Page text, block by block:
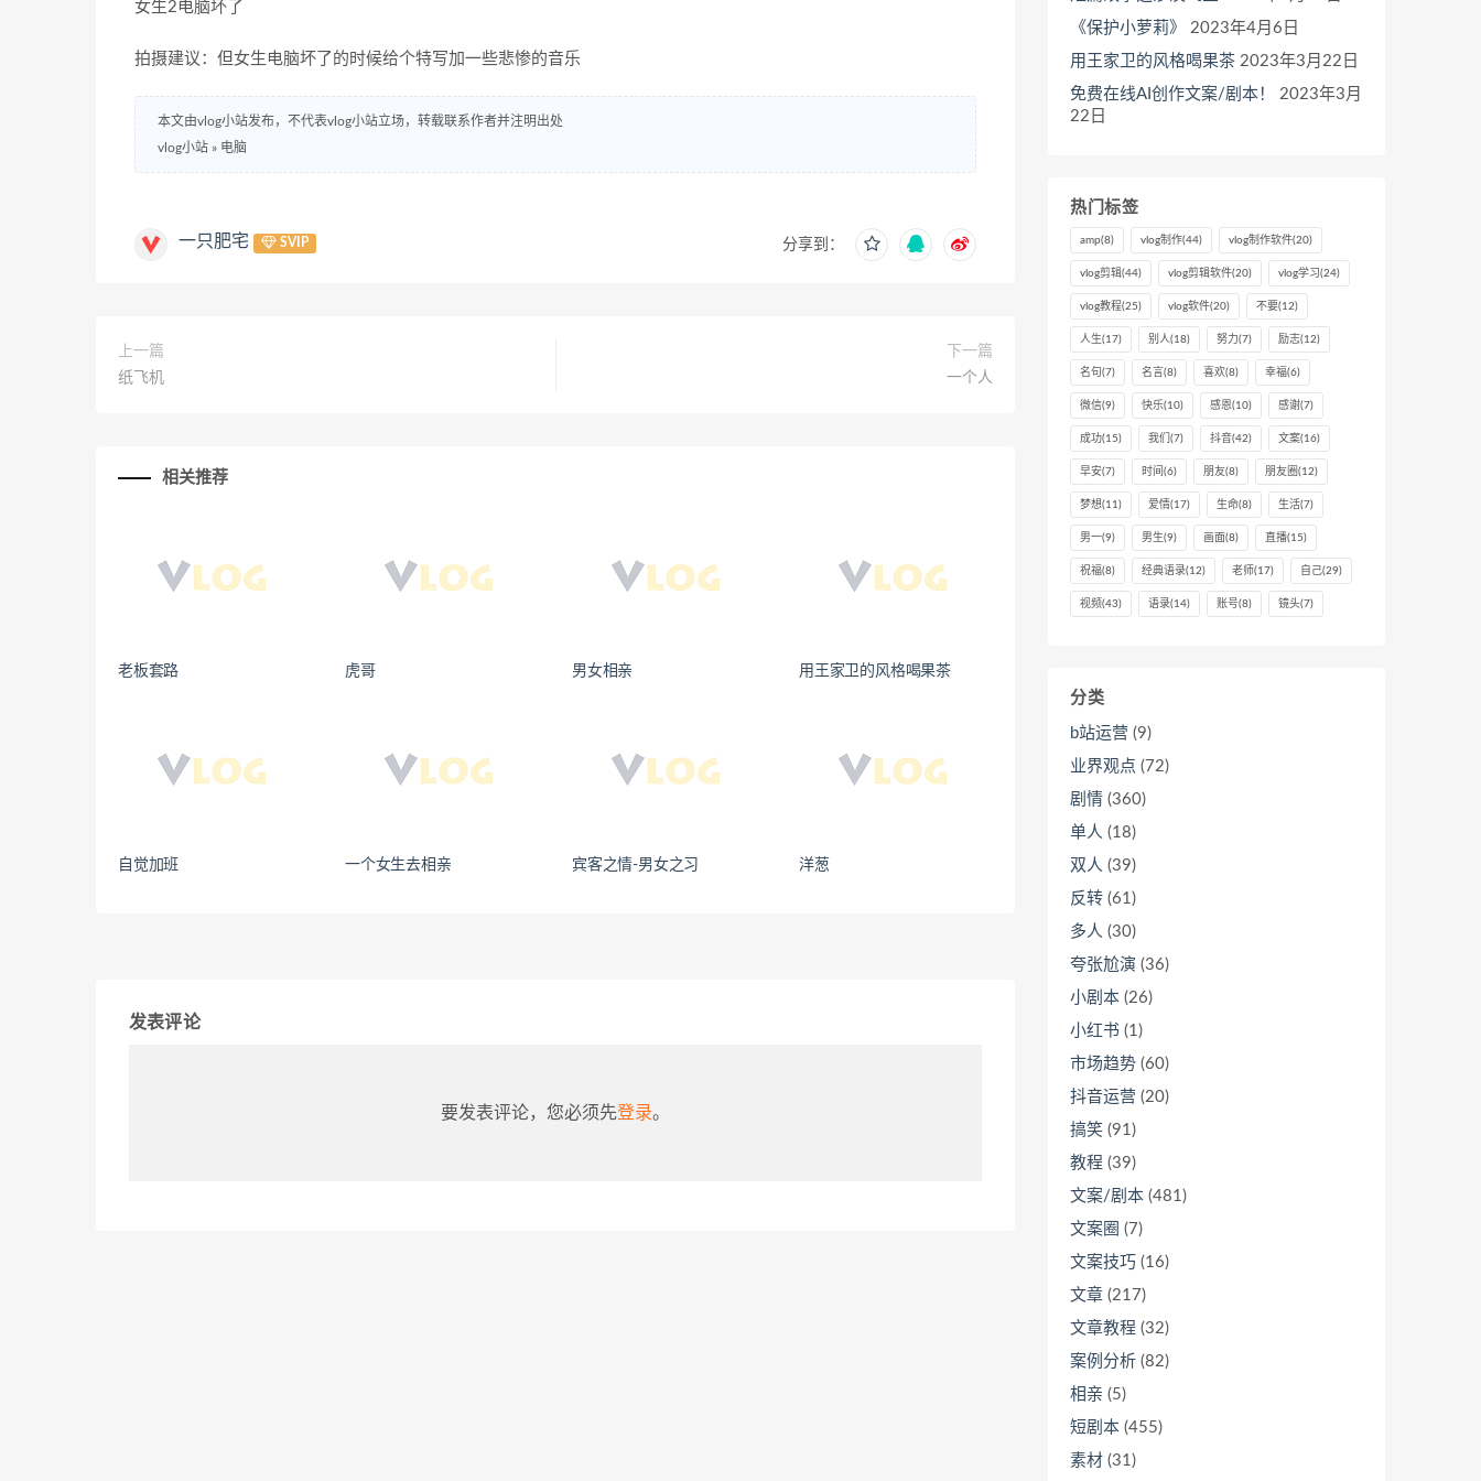
女生2 电脑坏了
拍摄建议：但女生电脑坏了的时候给个特写加一些悲惨的音乐
本文由vlog小站发布，不代表vlog小站立场，转载联系作者并注明出处
vlog小站 » 电脑
一只肥宅 SVIP 分享到：
上一篇
纸飞机
下一篇
一个人
相关推荐
老板套路 虎哥 男女相亲 用王家卫的风格喝果茶
自觉加班 一个女生去相亲 宾客之情-男女之习 洋葱
发表评论
要发表评论，您必须先登录。
《保护小萝莉》
2023年4月6日
用王家卫的风格喝果茶 2023年3月22日
免费在线AI创作文案/剧本！
2023年3月
22日
热门标签
amp(8) vlog制作(44) vlog制作软件(20)
vlog剪辑(44) vlog剪辑软件(20) vlog学习(24)
vlog教程(25) vlog软件(20) 不要(12)
人生(17) 别人(18) 努力(7) 励志(12)
名句(7) 名言 (8) 喜欢(8) 幸福(6)
微信(9) 快乐(10) 感恩(10) 感谢(7)
成功(15) 我们 (7) 抖音(42) 文案(16)
早安(7) 时间 (6) 朋友(8) 朋友圈 (12)
梦想(11) 爱情(17) 生命(8) 生活(7)
男一(9) 男生(9) 画面(8) 直播(15)
祝福(8) 经典语录(12) 老师(17) 自己(29)
视频(43) 语录(14) 账号(8) 镜头(7)
分类
b站运营 (9)
业界观点 (72)
剧情 (360)
单人 (18)
双人 (39)
反转 (61)
多人 (30)
夸张尬演 (36)
小剧本 (26)
小红书 (1)
市场趋势 (60)
抖音运营 (20)
搞笑 (91)
教程 (39)
文案/剧本 (481)
文案圈 (7)
文案技巧 (16)
文章 (217)
文章教程 (32)
案例分析 (82)
相亲 (5)
短剧本 (455)
素材 (31)